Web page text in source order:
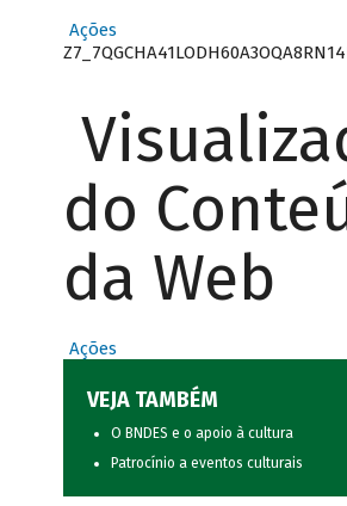
Ações
do
da Web
Ações
VEJA TAMBÉM
O BNDES e o apoio à cultura
Patrocínio a eventos culturais